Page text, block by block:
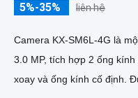
5%-35% liên hệ
Camera KX-SM6L-4G là
3.0 MP, tích hợp 2 ống